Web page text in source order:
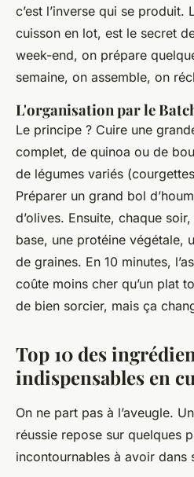
c’est l’inverse qui se
cuisson en lot, est le secret
week-end, on prépare
semaine, on assemble, on
L'organisation par le
Le principe ? Cuire une
complet, de quinoa ou de
de légumes variés
Préparer un grand bol
d’olives. Ensuite, chaque
base, une protéine végétale,
de graines. En 10 minutes,
coûte moins cher qu’un plat
de bien sorcier, mais ça
Top 10 des
indispensables en
On ne part pas à l’aveugle.
réussie repose sur quelques
incontournables à avoir dans